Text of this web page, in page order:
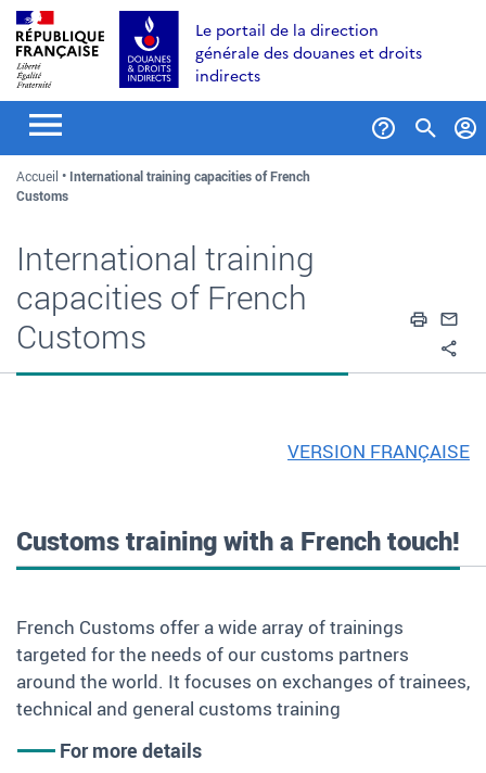
Aller
au
contenu
Aller
recherche
Aller
au
menu
Le portail de la direction
générale des douanes et droits
indirects
Accueil
International training capacities of French
Customs
International training
capacities of French
Customs
VERSION FRANÇAISE
Customs training with a French touch!
French Customs offer a wide array of trainings
targeted for the needs of our customs partners
around the world. It focuses on exchanges of trainees,
technical and general customs training
For more details